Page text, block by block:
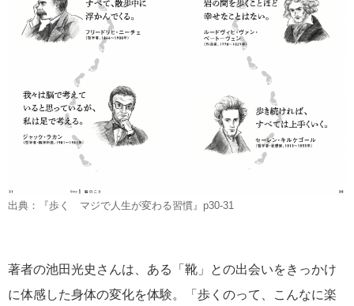
出典：『歩く マジで人生が変わる習慣』p30-31
著者の池田光史さんは、ある「靴」との出会いをきっかけ
に体感した身体の変化を体験。「歩くのって、こんなに楽